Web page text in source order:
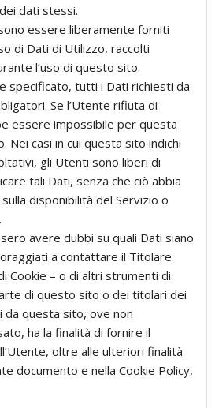
dati stessi.
essere liberamente forniti
di Dati di Utilizzo, raccolti
l’uso di questo sito.
specificato, tutti i Dati richiesti da
Se l’Utente rifiuta di
essere impossibile per questa
Nei casi in cui questa sito indichi
gli Utenti sono liberi di
tali Dati, senza che ciò abbia
disponibilità del Servizio o
avere dubbi su quali Dati siano
a contattare il Titolare.
Cookie – o di altri strumenti di
di questo sito o dei titolari dei
questa sito, ove non
ha la finalità di fornire il
oltre alle ulteriori finalità
documento e nella Cookie Policy,